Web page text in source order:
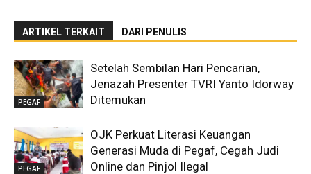
ARTIKEL TERKAIT DARI PENULIS
PEGAF
Setelah Sembilan Hari Pencarian,
Jenazah Presenter TVRI Yanto Idorway
Ditemukan
PEGAF
OJK Perkuat Literasi Keuangan
Generasi Muda di Pegaf, Cegah Judi
Online dan Pinjol Ilegal